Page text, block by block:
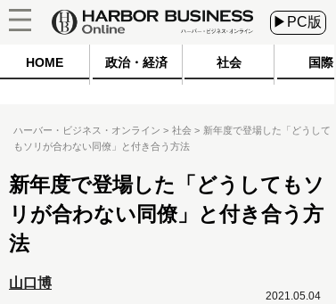
▶PC版
HOME 政治・経済 社会 国際
ハーバー・ビジネス・オンライン 社会
新年度で登場した「どうして
もソリが合わない同僚」と付き合う方法
新年度で登場した「どうしてもソ
リが合わない同僚」と付き合う方
法
山口博
2021.05.04